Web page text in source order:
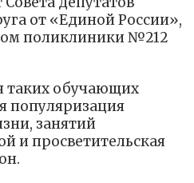
от «Единой России»,
поликлиники №212
таких обучающих
популяризация
занятий
и просветительская